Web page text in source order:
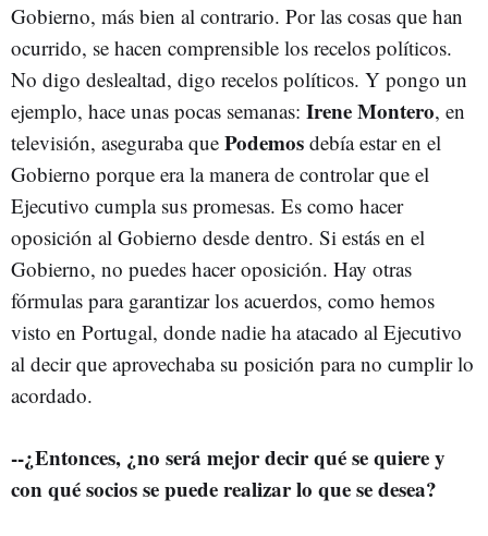
Gobierno, más bien al contrario. Por las cosas que han
ocurrido, se hacen comprensible los recelos políticos.
No digo deslealtad, digo recelos políticos. Y pongo un
ejemplo, hace unas pocas semanas: Irene Montero, en
televisión, aseguraba que Podemos debía estar en el
Gobierno porque era la manera de controlar que el
Ejecutivo cumpla sus promesas. Es como hacer
oposición al Gobierno desde dentro. Si estás en el
Gobierno, no puedes hacer oposición. Hay otras
fórmulas para garantizar los acuerdos, como hemos
visto en Portugal, donde nadie ha atacado al Ejecutivo
al decir que aprovechaba su posición para no cumplir lo
acordado.
--¿Entonces, ¿no será mejor decir qué se quiere y
con qué socios se puede realizar lo que se desea?